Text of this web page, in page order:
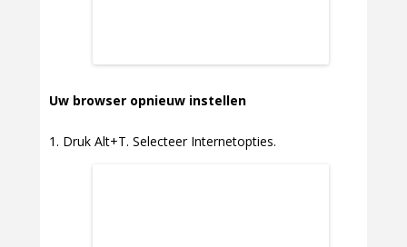
Uw browser opnieuw instellen
Druk Alt+T. Selecteer Internetopties.